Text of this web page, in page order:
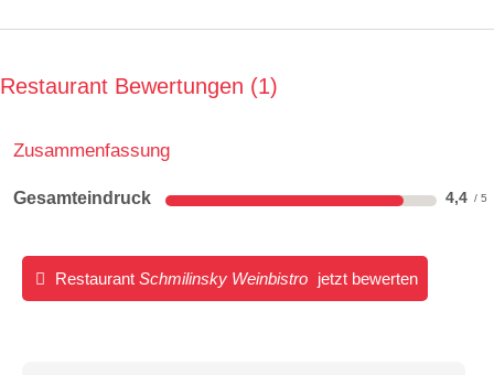
Restaurant Bewertungen 1
Zusammenfassung
Gesamteindruck 4,4
Restaurant Schmilinsky Weinbistro jetzt bewerten